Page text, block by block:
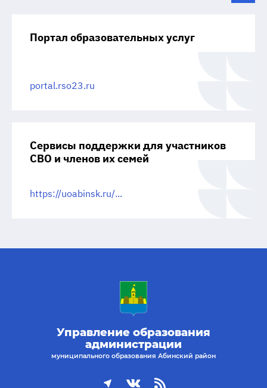
Портал образовательных услуг
portal.rso23.ru
Сервисы поддержки для участников
СВО и членов их семей
https://uoabinsk.ru/...
Управление образования
администрации
муниципального образования Абинский район